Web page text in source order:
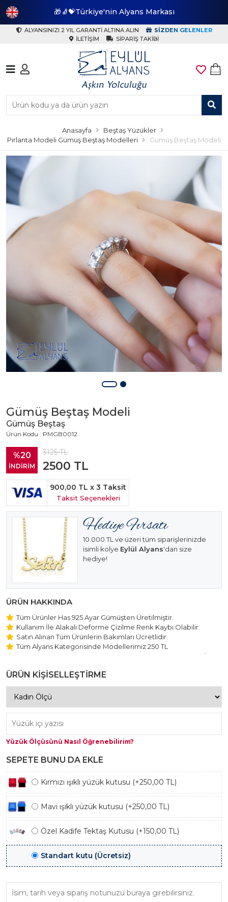
🎁🧦💝Türkiye'nin Alyans Markası
ALYANSINIZI 2 YIL GARANTI ALTINA ALIN
SIZDEN GELENLER
İLETIŞIM
SIPARIŞ TAKIBI
Anasayfa
Beştaş Yüzükler
Pırlanta Modeli Gümüş Beştaş Modelleri
Gümüş Beştaş Modeli
Gümüş Beştaş Modeli
Gümüş Beştaş
Ürün Kodu : PMGB0012
%20
İNDİRİM
3125TL
2500 TL
900,00 TL x 3 Taksit
Taksit Seçenekleri
10.000 TL ve üzeri tüm siparişlerinizde
isimli kolye Eylül Alyans'dan size
hediye!
ÜRÜN HAKKINDA
Tüm Ürünler Has 925 Ayar Gümüşten Üretilmiştir.
Kullanım İle Alakalı Deforme Çizilme Renk Kaybı Olabilir.
Satın Alınan Tüm Ürünlerin Bakımları Ücretlidir.
Tüm Alyans Kategorisinde Modellerimiz 250 TL
Beştaş Tektaş Kolye ve Bileklik Modellerimiz 150 TL Sabit Ücret
ÜRÜN KİŞİSELLEŞTİRME
Yüzük Ölçüsünü Nasıl Öğrenebilirim?
SEPETE BUNU DA EKLE
Kırmızı ışıklı yüzük kutusu (+250,00 TL)
Mavi ışıklı yüzük kutusu (+250,00 TL)
Özel Kadife Tektaş Kutusu (+150,00 TL)
Standart kutu (Ücretsiz)